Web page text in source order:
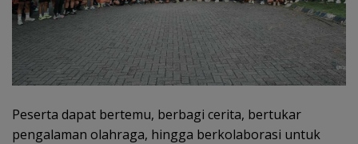
Peserta dapat bertemu, berbagi cerita, bertukar
pengalaman olahraga, hingga berkolaborasi untuk